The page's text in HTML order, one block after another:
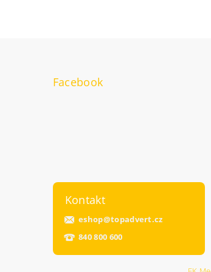
Facebook
Kontakt
eshop@topadvert.cz
840 800 600